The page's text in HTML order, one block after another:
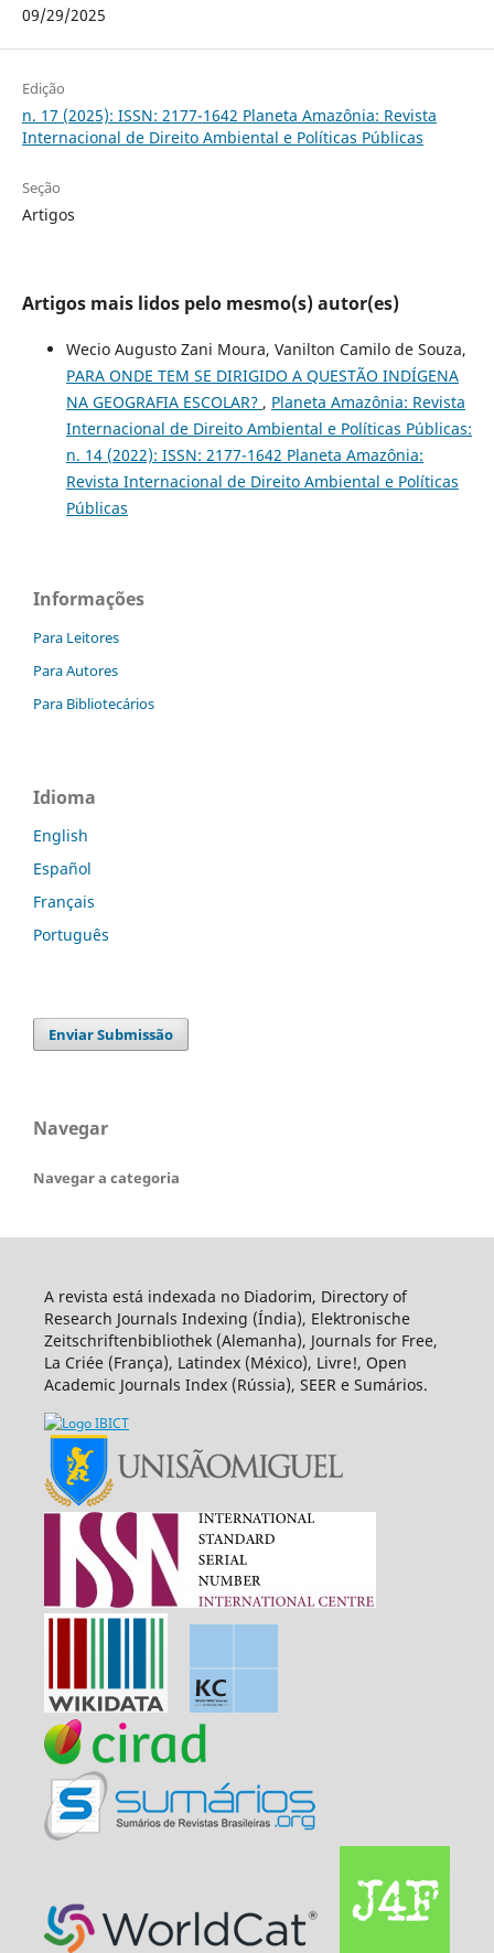
09/29/2025
Edição
n. 17 (2025): ISSN: 2177-1642 Planeta Amazônia: Revista
Internacional de Direito Ambiental e Políticas Públicas
Seção
Artigos
Artigos mais lidos pelo mesmo(s) autor(es)
Wecio Augusto Zani Moura, Vanilton Camilo de Souza,
PARA ONDE TEM SE DIRIGIDO A QUESTÃO INDÍGENA
NA GEOGRAFIA ESCOLAR? , Planeta Amazônia: Revista
Internacional de Direito Ambiental e Políticas Públicas:
n. 14 (2022): ISSN: 2177-1642 Planeta Amazônia:
Revista Internacional de Direito Ambiental e Políticas
Públicas
Informações
Para Leitores
Para Autores
Para Bibliotecários
Idioma
English
Español
Français
Português
Enviar Submissão
Navegar
Navegar a categoria
A revista está indexada no Diadorim, Directory of
Research Journals Indexing (Índia), Elektronische
Zeitschriftenbibliothek (Alemanha), Journals for Free,
La Criée (França), Latindex (México), Livre!, Open
Academic Journals Index (Rússia), SEER e Sumários.